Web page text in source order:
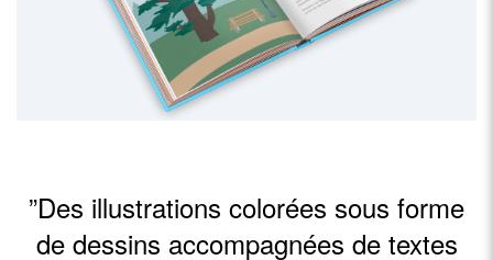
”Des illustrations colorées sous forme
de dessins accompagnées de textes